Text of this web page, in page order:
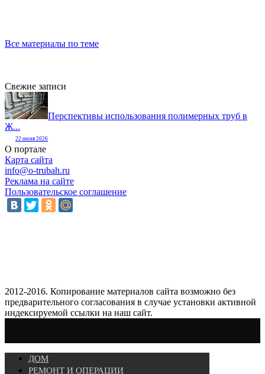
Все материалы по теме
Свежие записи
Перспективы использования полимерных труб в
Ж...
22 июня 2026
О портале
Карта сайта
info@o-trubah.ru
Реклама на сайте
Пользовательское соглашение
2012-2016. Копирование материалов сайта возможно без
предварительного согласования в случае установки активной
индексируемой ссылки на наш сайт.
ДОМ
РЕМОНТ И ОПЕРАЦИИ